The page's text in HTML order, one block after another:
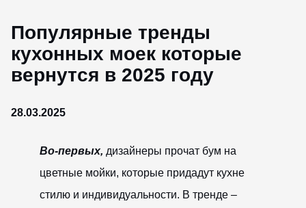
Популярные тренды
кухонных моек которые
вернутся в 2025 году
28.03.2025
Во-первых, дизайнеры прочат бум на
цветные мойки, которые придадут кухне
стилю и индивидуальности. В тренде –